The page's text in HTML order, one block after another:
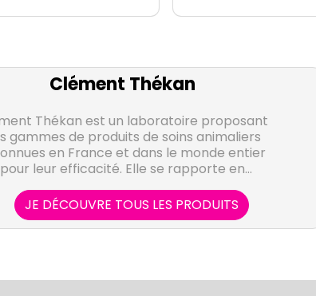
Clément Thékan
Thékan est un laboratoire proposant
gammes de produits de soins animaliers
en France et dans le monde entier
pour leur efficacité. Elle se rapporte en
pour les maladies bénignes ainsi
soins capillaires et cutanés pour animaux
domestiques.
JE DÉCOUVRE TOUS LES PRODUITS